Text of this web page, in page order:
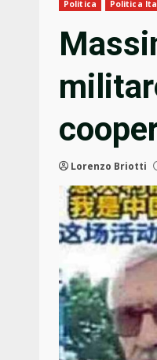
Politica Politica
Lorenzo Briotti